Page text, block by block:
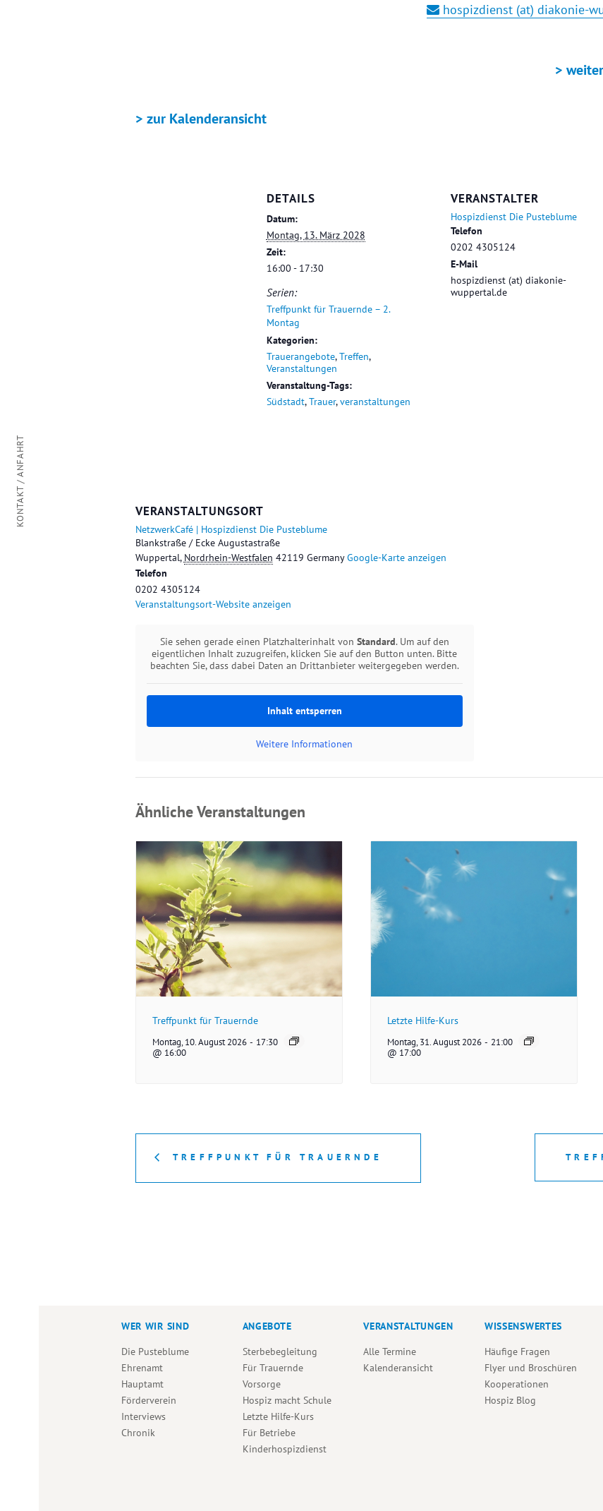
hospizdienst (at) diakonie-
>
> zur Kalenderansicht
DETAILS
Datum:
Montag, 13. März 2028
Zeit:
16:00 - 17:30
Serien:
Treffpunkt für Trauernde – 2.
Montag
Kategorien:
Trauerangebote,Treffen,
Veranstaltungen
Veranstaltung-Tags:
Südstadt,Trauer,veranstaltungen
VERANSTALTER
Hospizdienst Die Pusteblume
Telefon
0202 4305124
E-Mail
hospizdienst (at) diakonie-
wuppertal.de
VERANSTALTUNGSORT
NetzwerkCafé | Hospizdienst Die Pusteblume
Blankstraße / Ecke Augustastraße
Wuppertal, Nordrhein-Westfalen 42119 Germany Google-Karte anzeigen
Telefon
0202 4305124
Veranstaltungsort-Website anzeigen
Sie sehen gerade einen Platzhalterinhalt von Standard. Um auf den
eigentlichen Inhalt zuzugreifen, klicken Sie auf den Button unten. Bitte
beachten Sie, dass dabei Daten an Drittanbieter weitergegeben werden.
Inhalt entsperren
Weitere Informationen
Ähnliche Veranstaltungen
Treffpunkt für Trauernde
Montag, 10. August 2026
@ 16:00
- 17:30
Letzte Hilfe-Kurs
Montag, 31. August 2026
@ 17:00
- 21:00
TREFFPUNKT FÜR TRAUERNDE
WER WIR SIND
Die Pusteblume
Ehrenamt
Hauptamt
Förderverein
Interviews
Chronik
ANGEBOTE
Sterbebegleitung
Für Trauernde
Vorsorge
Hospiz macht Schule
Letzte Hilfe-Kurs
Für Betriebe
Kinderhospizdienst
VERANSTALTUNGEN
Alle Termine
Kalenderansicht
WISSENSWERTES
Häufige Fragen
Flyer und Broschüren
Kooperationen
Hospiz Blog
KONTAKT / ANFAHRT